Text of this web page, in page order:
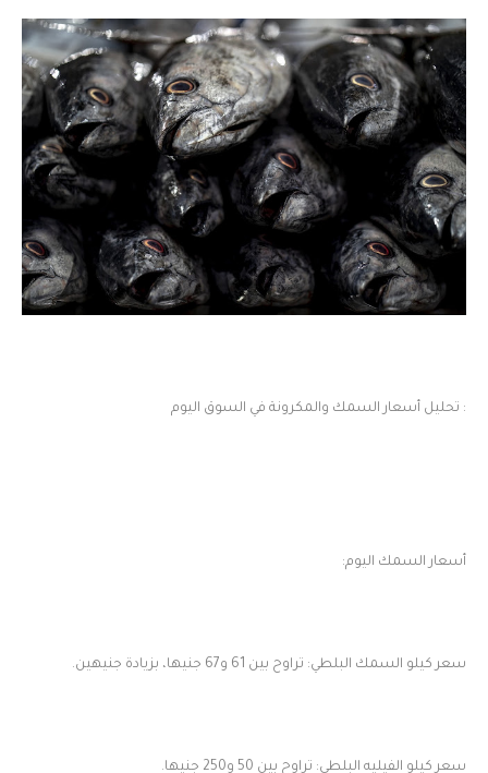
: تحليل أسعار السمك والمكرونة في السوق اليوم
أسعار السمك اليوم:
سعر كيلو السمك البلطي: تراوح بين 61 و67 جنيها، بزيادة جنيهين.
سعر كيلو الفيليه البلطي: تراوح بين 50 و250 جنيها.